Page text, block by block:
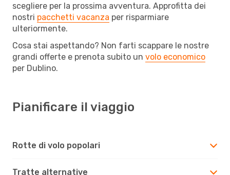
scegliere per la prossima avventura. Approfitta dei
nostri pacchetti vacanza per risparmiare
ulteriormente.
Cosa stai aspettando? Non farti scappare le nostre
grandi offerte e prenota subito un volo economico
per Dublino.
Pianificare il viaggio
Rotte di volo popolari
Tratte alternative